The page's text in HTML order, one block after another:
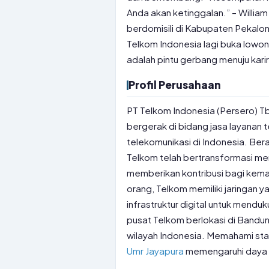
Anda akan ketinggalan.” –
berdomisili di Kabupaten
Telkom Indonesia lagi buka
adalah pintu gerbang menuju
Profil Perusahaan
PT Telkom Indonesia (Persero)
bergerak di bidang jasa layanan
telekomunikasi di Indonesia.
Telkom telah bertransformasi
memberikan kontribusi bagi
orang, Telkom memiliki jaringan
infrastruktur digital untuk
pusat Telkom berlokasi di
wilayah Indonesia. Memahami
Umr Jayapura memengaruhi